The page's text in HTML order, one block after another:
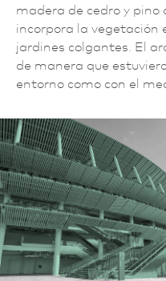
madera de cedro y pino
incorpora la vegetación
jardines colgantes. El
de manera que
entorno como con el